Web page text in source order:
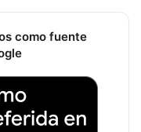
como fuente